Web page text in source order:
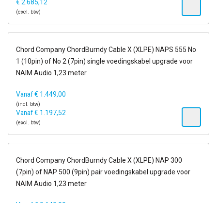
€ 2.685,12
(excl. btw)
14-21 dagen
Chord Company ChordBurndy Cable X (XLPE) NAPS 555 No
1 (10pin) of No 2 (7pin) single voedingskabel upgrade voor
NAIM Audio 1,23 meter
Vanaf€ 1.449,00
(incl. btw)
Vanaf€ 1.197,52
(excl. btw)
14-21 dagen
Chord Company ChordBurndy Cable X (XLPE) NAP 300
(7pin) of NAP 500 (9pin) pair voedingskabel upgrade voor
NAIM Audio 1,23 meter